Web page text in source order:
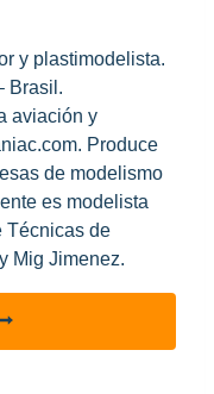
y plastimodelista.
Brasil.
aviación y
Produce
de modelismo
es modelista
Técnicas de
Mig Jimenez.